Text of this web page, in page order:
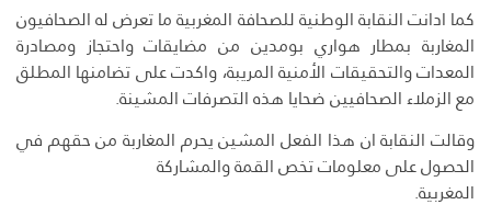
كما ادانت النقابة الوطنية للصحافة المغربية ما تعرض له الصحافيون
المغاربة بمطار هواري بومدين من مضايقات واحتجاز ومصادرة
المعدات والتحقيقات الأمنية المريبة، واكدت على تضامنها المطلق
مع الزملاء الصحافيين ضحايا هذه التصرفات المشينة.
وقالت النقابة ان هذا الفعل المشين يحرم المغاربة من حقهم في
الحصول على معلومات تخص القمة والمشاركة
المغربية.